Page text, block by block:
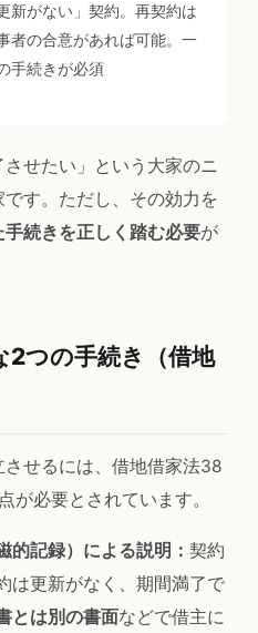
更新がない」契約。再契約は
者の合意があれば可能。一
手続きが必須
させたい」という大家のニ
す。ただし、その効力を
続きを正しく踏む必要が
2つの手続き（借地
せるには、借地借家法38
が必要とされています。
的記録）による説明： 契約
は更新がなく、期間満了で
とは別の書面などで借主に